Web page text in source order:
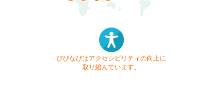
びびなびはアクセシビリティの向上に
取り組んでいます。